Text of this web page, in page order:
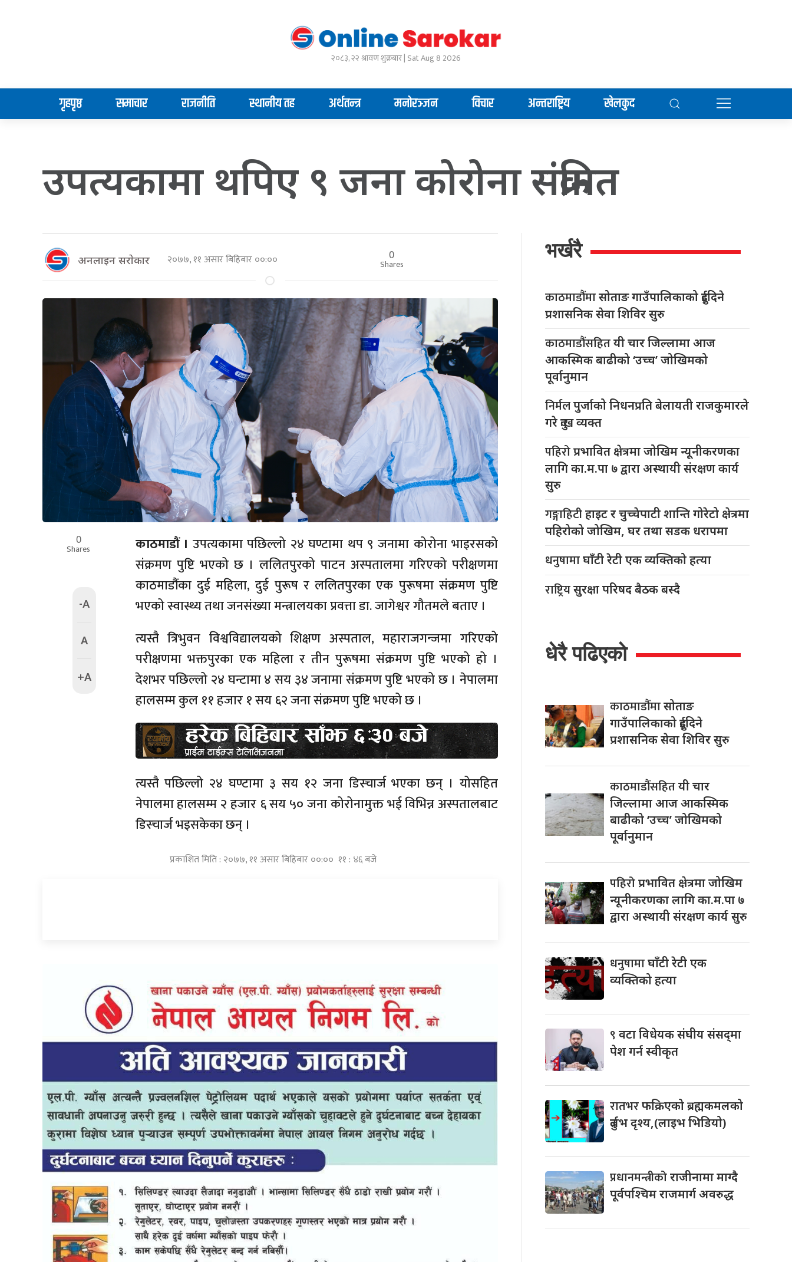
२०८३, २२ श्रावण शुक्रबार | Sat Aug 8 2026
गृहपृष्ठ समाचार राजनीति स्थानीय तह अर्थतन्त्र मनोरञ्जन विचार अन्तराष्ट्रिय खेलकुद
उपत्यकामा थपिए ९ जना कोरोना संक्रमित
अनलाइन सराेकार २०७७, ११ असार बिहिबार ००:०० 0
Shares
0
Shares
-A
A
+A
काठमाडौं । उपत्यकामा पछिल्लो २४ घण्टामा थप ९ जनामा कोरोना भाइरसको
संक्रमण पुष्टि भएको छ । ललितपुरको पाटन अस्पतालमा गरिएको परीक्षणमा
काठमाडौंका दुई महिला, दुई पुरूष र ललितपुरका एक पुरूषमा संक्रमण पुष्टि
भएको स्वास्थ्य तथा जनसंख्या मन्त्रालयका प्रवत्ता डा. जागेश्वर गौतमले बताए ।
त्यस्तै त्रिभुवन विश्वविद्यालयको शिक्षण अस्पताल, महाराजगन्जमा गरिएको
परीक्षणमा भक्तपुरका एक महिला र तीन पुरूषमा संक्रमण पुष्टि भएको हो ।
देशभर पछिल्लो २४ घन्टामा ४ सय ३४ जनामा संक्रमण पुष्टि भएको छ । नेपालमा
हालसम्म कुल ११ हजार १ सय ६२ जना संक्रमण पुष्टि भएको छ ।
त्यस्तै पछिल्लो २४ घण्टामा ३ सय १२ जना डिस्चार्ज भएका छन् । योसहित
नेपालमा हालसम्म २ हजार ६ सय ५० जना कोरोनामुक्त भई विभिन्न अस्पतालबाट
डिस्चार्ज भइसकेका छन् ।
प्रकाशित मिति : २०७७, ११ असार बिहिबार ००:०० ११ : ४६ बजे
भर्खरै
काठमाडौंमासोताङ गाउँपालिकाको दुईदिने
प्रशासनिक सेवा शिविर सुरु
काठमाडौंसहितयी चार जिल्लामा आज
आकस्मिक बाढीको ‘उच्च’ जोखिमको
पूर्वानुमान
निर्मलपुर्जाको निधनप्रति बेलायती राजकुमारले
गरे दुःख व्यक्त
पहिरोप्रभावित क्षेत्रमा जोखिम न्यूनीकरणका
लागि का.म.पा ७ द्वारा अस्थायी संरक्षण कार्य
सुरु
गङ्गाहिटीहाइट र चुच्चेपाटी शान्ति गोरेटो क्षेत्रमा
पहिरोको जोखिम, घर तथा सडक धरापमा
धनुषामाघाँटी रेटी एक व्यक्तिको हत्या
राष्ट्रियसुरक्षा परिषद बैठक बस्दै
धेरै पढिएको
काठमाडौंमासोताङ
गाउँपालिकाको दुईदिने
प्रशासनिक सेवा शिविर सुरु
काठमाडौंसहितयी चार
जिल्लामा आज आकस्मिक
बाढीको ‘उच्च’ जोखिमको
पूर्वानुमान
पहिरोप्रभावित क्षेत्रमा जोखिम
न्यूनीकरणका लागि का.म.पा ७
द्वारा अस्थायी संरक्षण कार्य सुरु
धनुषामाघाँटी रेटी एक
व्यक्तिको हत्या
९वटा विधेयक संघीय संसद्‌मा
पेश गर्न स्वीकृत
रातभरफक्रिएको ब्रह्मकमलको
दुर्लभ दृश्य,(लाइभ भिडियो)
प्रधानमन्त्रीकोराजीनामा माग्दै
पूर्वपश्चिम राजमार्ग अवरुद्ध